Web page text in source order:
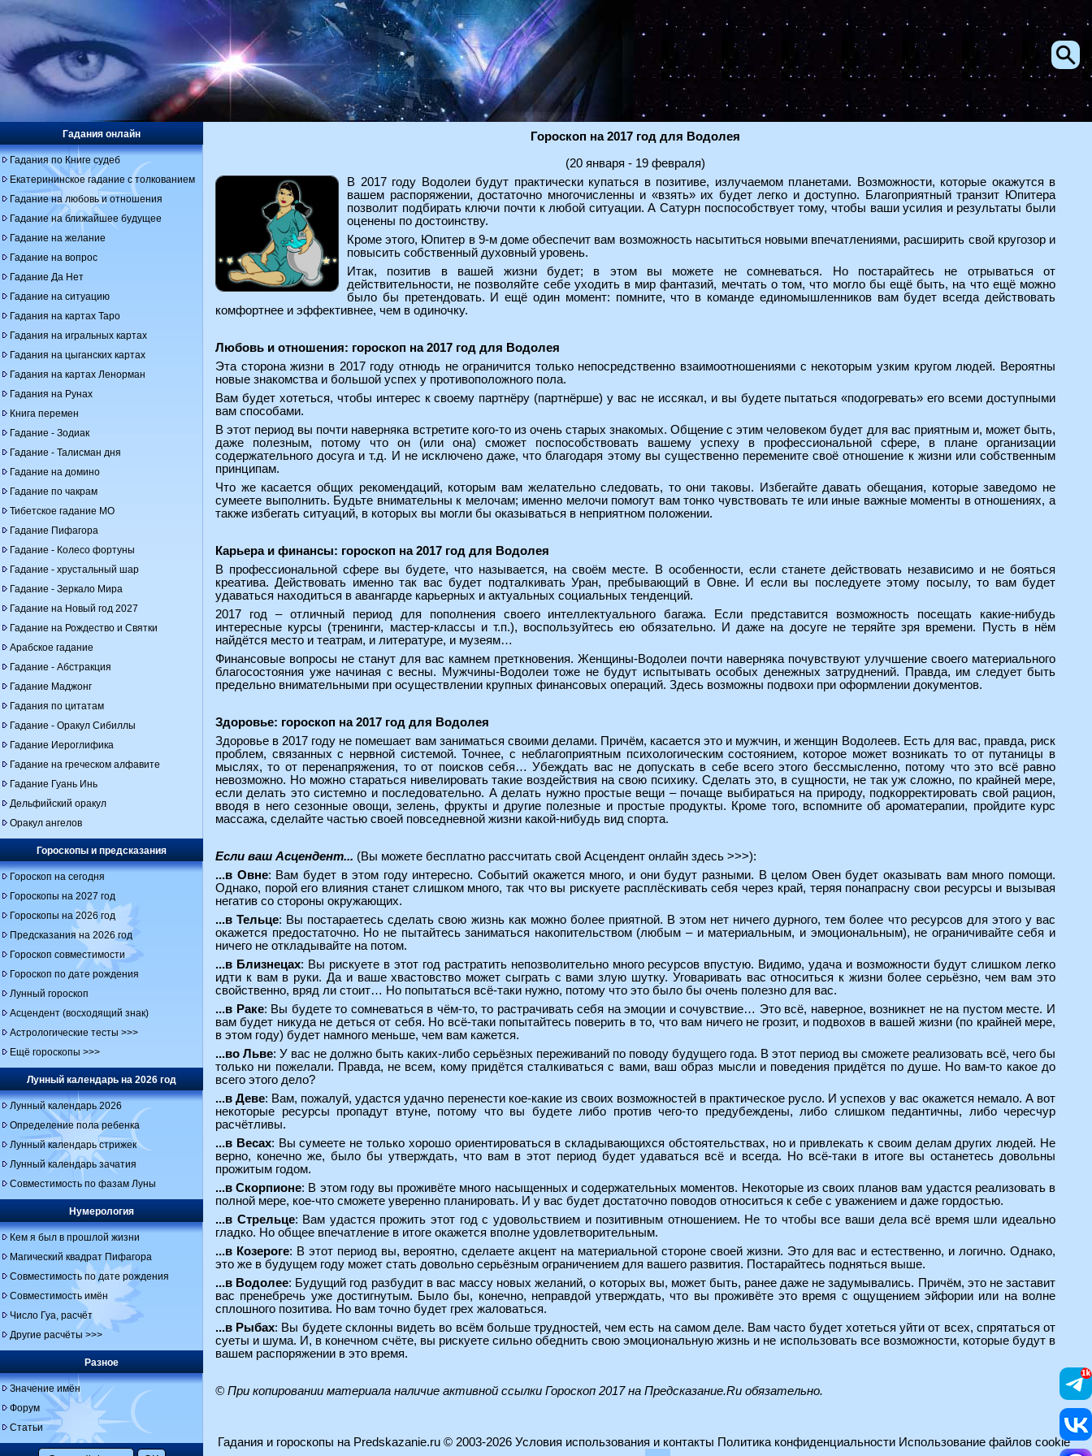
Гороскоп на 2017 год для Водолея
(20 января - 19 февраля)
В 2017 году Водолеи будут практически купаться в позитиве, излучаемом планетами. Возможности, которые окажутся в
вашем распоряжении, достаточно многочисленны и «взять» их будет легко и доступно. Благоприятный транзит Юпитера
позволит подбирать ключи почти к любой ситуации. А Сатурн поспособствует тому, чтобы ваши усилия и результаты были
оценены по достоинству.
Кроме этого, Юпитер в 9-м доме обеспечит вам возможность насытиться новыми впечатлениями, расширить свой кругозор и
повысить собственный духовный уровень.
Итак, позитив в вашей жизни будет; в этом вы можете не сомневаться. Но постарайтесь не отрываться от
действительности, не позволяйте себе уходить в мир фантазий, мечтать о том, что могло бы ещё быть, на что ещё можно
было бы претендовать. И ещё один момент: помните, что в команде единомышленников вам будет всегда действовать
комфортнее и эффективнее, чем в одиночку.
Любовь и отношения: гороскоп на 2017 год для Водолея
Эта сторона жизни в 2017 году отнюдь не ограничится только непосредственно взаимоотношениями с некоторым узким кругом людей. Вероятны
новые знакомства и большой успех у противоположного пола.
Вам будет хотеться, чтобы интерес к своему партнёру (партнёрше) у вас не иссякал, и вы будете пытаться «подогревать» его всеми доступными
вам способами.
В этот период вы почти наверняка встретите кого-то из очень старых знакомых. Общение с этим человеком будет для вас приятным и, может быть,
даже полезным, потому что он (или она) сможет поспособствовать вашему успеху в профессиональной сфере, в плане организации
содержательного досуга и т.д. И не исключено даже, что благодаря этому вы существенно перемените своё отношение к жизни или собственным
принципам.
Что же касается общих рекомендаций, которым вам желательно следовать, то они таковы. Избегайте давать обещания, которые заведомо не
сумеете выполнить. Будьте внимательны к мелочам; именно мелочи помогут вам тонко чувствовать те или иные важные моменты в отношениях, а
также избегать ситуаций, в которых вы могли бы оказываться в неприятном положении.
Карьера и финансы: гороскоп на 2017 год для Водолея
В профессиональной сфере вы будете, что называется, на своём месте. В особенности, если станете действовать независимо и не бояться
креатива. Действовать именно так вас будет подталкивать Уран, пребывающий в Овне. И если вы последуете этому посылу, то вам будет
удаваться находиться в авангарде карьерных и актуальных социальных тенденций.
2017 год – отличный период для пополнения своего интеллектуального багажа. Если представится возможность посещать какие-нибудь
интересные курсы (тренинги, мастер-классы и т.п.), воспользуйтесь ею обязательно. И даже на досуге не теряйте зря времени. Пусть в нём
найдётся место и театрам, и литературе, и музеям…
Финансовые вопросы не станут для вас камнем преткновения. Женщины-Водолеи почти наверняка почувствуют улучшение своего материального
благосостояния уже начиная с весны. Мужчины-Водолеи тоже не будут испытывать особых денежных затруднений. Правда, им следует быть
предельно внимательными при осуществлении крупных финансовых операций. Здесь возможны подвохи при оформлении документов.
Здоровье: гороскоп на 2017 год для Водолея
Здоровье в 2017 году не помешает вам заниматься своими делами. Причём, касается это и мужчин, и женщин Водолеев. Есть для вас, правда, риск
проблем, связанных с нервной системой. Точнее, с неблагоприятным психологическим состоянием, которое может возникать то от путаницы в
мыслях, то от перенапряжения, то от поисков себя… Убеждать вас не допускать в себе всего этого бессмысленно, потому что это всё равно
невозможно. Но можно стараться нивелировать такие воздействия на свою психику. Сделать это, в сущности, не так уж сложно, по крайней мере,
если делать это системно и последовательно. А делать нужно простые вещи – почаще выбираться на природу, подкорректировать свой рацион,
вводя в него сезонные овощи, зелень, фрукты и другие полезные и простые продукты. Кроме того, вспомните об ароматерапии, пройдите курс
массажа, сделайте частью своей повседневной жизни какой-нибудь вид спорта.
Если ваш Асцендент... (Вы можете бесплатно рассчитать свой Асцендент онлайн здесь >>>):
...в Овне: Вам будет в этом году интересно. Событий окажется много, и они будут разными. В целом Овен будет оказывать вам много помощи.
Однако, порой его влияния станет слишком много, так что вы рискуете расплёскивать себя через край, теряя понапрасну свои ресурсы и вызывая
негатив со стороны окружающих.
...в Тельце: Вы постараетесь сделать свою жизнь как можно более приятной. В этом нет ничего дурного, тем более что ресурсов для этого у вас
окажется предостаточно. Но не пытайтесь заниматься накопительством (любым – и материальным, и эмоциональным), не ограничивайте себя и
ничего не откладывайте на потом.
...в Близнецах: Вы рискуете в этот год растратить непозволительно много ресурсов впустую. Видимо, удача и возможности будут слишком легко
идти к вам в руки. Да и ваше хвастовство может сыграть с вами злую шутку. Уговаривать вас относиться к жизни более серьёзно, чем вам это
свойственно, вряд ли стоит… Но попытаться всё-таки нужно, потому что это было бы очень полезно для вас.
...в Раке: Вы будете то сомневаться в чём-то, то растрачивать себя на эмоции и сочувствие… Это всё, наверное, возникнет не на пустом месте. И
вам будет никуда не деться от себя. Но всё-таки попытайтесь поверить в то, что вам ничего не грозит, и подвохов в вашей жизни (по крайней мере,
в этом году) будет намного меньше, чем вам кажется.
...во Льве: У вас не должно быть каких-либо серьёзных переживаний по поводу будущего года. В этот период вы сможете реализовать всё, чего бы
только ни пожелали. Правда, не всем, кому придётся сталкиваться с вами, ваш образ мысли и поведения придётся по душе. Но вам-то какое до
всего этого дело?
...в Деве: Вам, пожалуй, удастся удачно перенести кое-какие из своих возможностей в практическое русло. И успехов у вас окажется немало. А вот
некоторые ресурсы пропадут втуне, потому что вы будете либо против чего-то предубеждены, либо слишком педантичны, либо чересчур
расчётливы.
...в Весах: Вы сумеете не только хорошо ориентироваться в складывающихся обстоятельствах, но и привлекать к своим делам других людей. Не
верно, конечно же, было бы утверждать, что вам в этот период будет удаваться всё и всегда. Но всё-таки в итоге вы останетесь довольны
прожитым годом.
...в Скорпионе: В этом году вы проживёте много насыщенных и содержательных моментов. Некоторые из своих планов вам удастся реализовать в
полной мере, кое-что сможете уверенно планировать. И у вас будет достаточно поводов относиться к себе с уважением и даже гордостью.
...в Стрельце: Вам удастся прожить этот год с удовольствием и позитивным отношением. Не то чтобы все ваши дела всё время шли идеально
гладко. Но общее впечатление в итоге окажется вполне удовлетворительным.
...в Козероге: В этот период вы, вероятно, сделаете акцент на материальной стороне своей жизни. Это для вас и естественно, и логично. Однако,
это же в будущем году может стать довольно серьёзным ограничением для вашего развития. Постарайтесь подняться выше.
...в Водолее: Будущий год разбудит в вас массу новых желаний, о которых вы, может быть, ранее даже не задумывались. Причём, это не заставит
вас пренебречь уже достигнутым. Было бы, конечно, неправдой утверждать, что вы проживёте это время с ощущением эйфории или на волне
сплошного позитива. Но вам точно будет грех жаловаться.
...в Рыбах: Вы будете склонны видеть во всём больше трудностей, чем есть на самом деле. Вам часто будет хотеться уйти от всех, спрятаться от
суеты и шума. И, в конечном счёте, вы рискуете сильно обеднить свою эмоциональную жизнь и не использовать все возможности, которые будут в
вашем распоряжении в это время.
© При копировании материала наличие активной ссылки Гороскоп 2017 на Предсказание.Ru обязательно.
Гадания онлайн
Гадания по Книге судеб
Екатерининское гадание с толкованием
Гадание на любовь и отношения
Гадание на ближайшее будущее
Гадание на желание
Гадание на вопрос
Гадание Да Нет
Гадание на ситуацию
Гадания на картах Таро
Гадания на игральных картах
Гадания на цыганских картах
Гадания на картах Ленорман
Гадания на Рунах
Книга перемен
Гадание - Зодиак
Гадание - Талисман дня
Гадание на домино
Гадание по чакрам
Тибетское гадание МО
Гадание Пифагора
Гадание - Колесо фортуны
Гадание - хрустальный шар
Гадание - Зеркало Мира
Гадание на Новый год 2027
Гадание на Рождество и Святки
Арабское гадание
Гадание - Абстракция
Гадание Маджонг
Гадания по цитатам
Гадание - Оракул Сибиллы
Гадание Иероглифика
Гадание на греческом алфавите
Гадание Гуань Инь
Дельфийский оракул
Оракул ангелов
Гороскопы и предсказания
Гороскоп на сегодня
Гороскопы на 2027 год
Гороскопы на 2026 год
Предсказания на 2026 год
Гороскоп совместимости
Гороскоп по дате рождения
Лунный гороскоп
Асцендент (восходящий знак)
Астрологические тесты >>>
Ещё гороскопы >>>
Лунный календарь на 2026 год
Лунный календарь 2026
Определение пола ребенка
Лунный календарь стрижек
Лунный календарь зачатия
Совместимость по фазам Луны
Нумерология
Кем я был в прошлой жизни
Магический квадрат Пифагора
Совместимость по дате рождения
Совместимость имён
Число Гуа, расчёт
Другие расчёты >>>
Разное
Значение имён
Форум
Статьи
Гадания и гороскопы на Predskazanie.ru© 2003-2026 Условия использования и контакты Политика конфиденциальности Использование файлов cookie